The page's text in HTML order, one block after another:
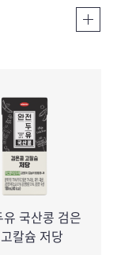
유 국산콩 검은
칼슘 저당